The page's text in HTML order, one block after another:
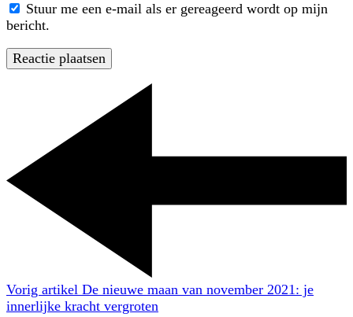
Stuur me een e-mail als er gereageerd wordt op mijn
bericht.
Vorig artikel De nieuwe maan van november 2021: je
innerlijke kracht vergroten